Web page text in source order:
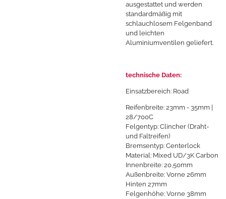
ausgestattet und werden
standardmäßig mit
schlauchlosem Felgenband
und leichten
Aluminiumventilen geliefert.
technische Daten:
Einsatzbereich: Road
Reifenbreite: 23mm - 35mm |
28/700C
Felgentyp: Clincher (Draht-
und Faltreifen)
Bremsentyp: Centerlock
Material: Mixed UD/3K Carbon
Innenbreite: 20,50mm
Außenbreite: Vorne 26mm
Hinten 27mm
Felgenhöhe: Vorne 38mm